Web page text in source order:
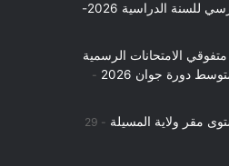
بلاغ حول رزنامة الدخول المدرسي للسنة الدراسية 2026-
متفوقي الامتحانات الرسمية
دورة جوان 2026
مقر ولاية المسيلة
29